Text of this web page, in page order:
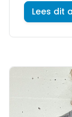
Lees dit